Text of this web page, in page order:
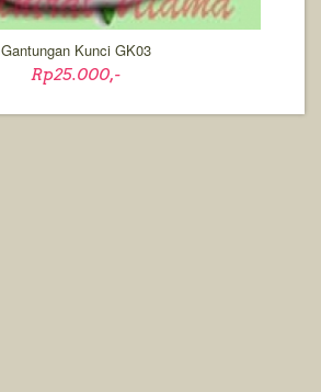
Gantungan Kunci GK03
Rp25.000,-